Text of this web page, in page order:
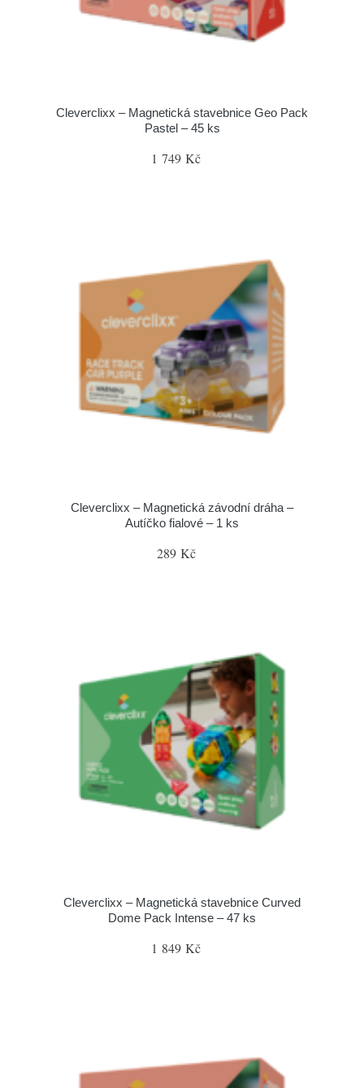
Cleverclixx – Magnetická stavebnice Geo Pack
Pastel – 45 ks
1 749 Kč
Cleverclixx – Magnetická závodní dráha –
Autíčko fialové – 1 ks
289 Kč
Cleverclixx – Magnetická stavebnice Curved
Dome Pack Intense – 47 ks
1 849 Kč